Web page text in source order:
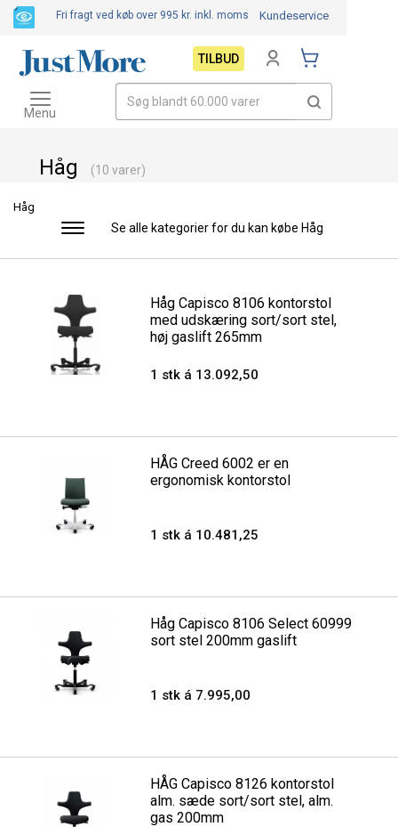
Håg (10 varer)
Håg
Se alle kategorier for du kan købe Håg
Toggle
Håg Capisco 8106 kontorstol
med udskæring sort/sort stel,
høj gaslift 265mm
1 stk á 13.092,50
HÅG Creed 6002 er en
ergonomisk kontorstol
1 stk á 10.481,25
Håg Capisco 8106 Select 60999
sort stel 200mm gaslift
1 stk á 7.995,00
HÅG Capisco 8126 kontorstol
alm. sæde sort/sort stel, alm.
gas 200mm
Fri fragt ved køb over 995 kr. inkl. moms Kundeservice
TILBUD
Toggle
navigation
Menu